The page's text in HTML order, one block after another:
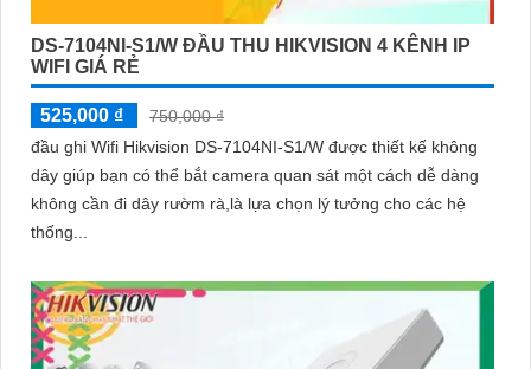
DS-7104NI-S1/W ĐẦU THU HIKVISION 4 KÊNH IP
WIFI GIÁ RẺ
525,000 ₫
750,000 ₫
đầu ghi Wifi Hikvision DS-7104NI-S1/W được thiết kế không
dây giúp bạn có thể bắt camera quan sát một cách dễ dàng
không cần đi dây rườm rà,là lựa chọn lý tưởng cho các hệ
thống...